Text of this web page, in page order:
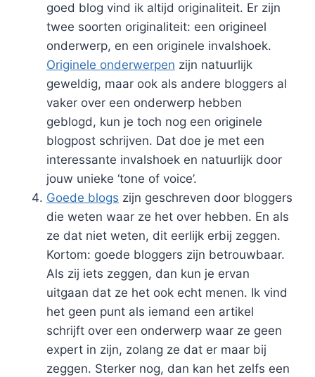
goed blog vind ik altijd originaliteit. Er zijn
twee soorten originaliteit: een origineel
onderwerp, en een originele invalshoek.
Originele onderwerpen zijn natuurlijk
geweldig, maar ook als andere bloggers al
vaker over een onderwerp hebben
geblogd, kun je toch nog een originele
blogpost schrijven. Dat doe je met een
interessante invalshoek en natuurlijk door
jouw unieke ‘tone of voice’.
Goede blogs zijn geschreven door bloggers
die weten waar ze het over hebben. En als
ze dat niet weten, dit eerlijk erbij zeggen.
Kortom: goede bloggers zijn betrouwbaar.
Als zij iets zeggen, dan kun je ervan
uitgaan dat ze het ook echt menen. Ik vind
het geen punt als iemand een artikel
schrijft over een onderwerp waar ze geen
expert in zijn, zolang ze dat er maar bij
zeggen. Sterker nog, dan kan het zelfs een